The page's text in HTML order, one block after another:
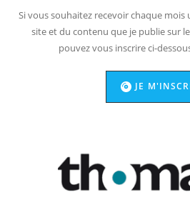
Si vous souhaitez recevoir chaque
site et du contenu que je publie sur
pouvez vous inscrire ci-
JE